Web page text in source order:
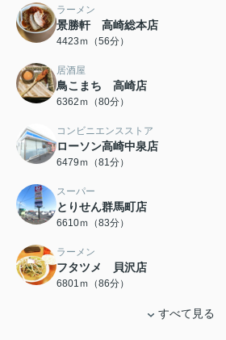
ラーメン
景勝軒 高崎総本店
4423ｍ（56分）
居酒屋
鳥こまち 高崎店
6362ｍ（80分）
コンビニエンスストア
ローソン高崎中泉店
6479ｍ（81分）
スーパー
とりせん群馬町店
6610ｍ（83分）
ラーメン
フタツメ 貝沢店
6801ｍ（86分）
すべて見る